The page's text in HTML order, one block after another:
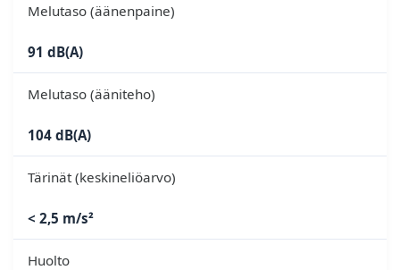
Melutaso (äänenpaine)
91 dB(A)
Melutaso (ääniteho)
104 dB(A)
Tärinät (keskineliöarvo)
< 2,5 m/s²
Huolto